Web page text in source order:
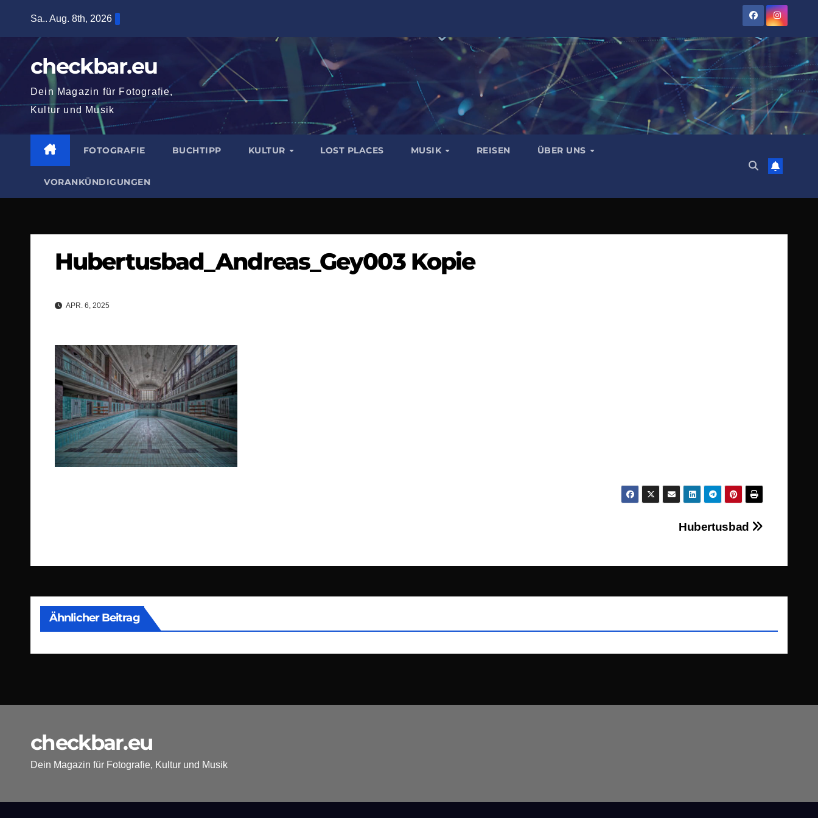
springen
Sa.. Aug. 8th, 2026
checkbar.eu
Dein Magazin für Fotografie,
Kultur und Musik
FOTOGRAFIE BUCHTIPP KULTUR LOST PLACES MUSIK REISEN ÜBER UNS
VORANKÜNDIGUNGEN
Hubertusbad_Andreas_Gey003 Kopie
APR. 6, 2025
Hubertusbad
Ähnlicher Beitrag
checkbar.eu
Dein Magazin für Fotografie, Kultur und Musik